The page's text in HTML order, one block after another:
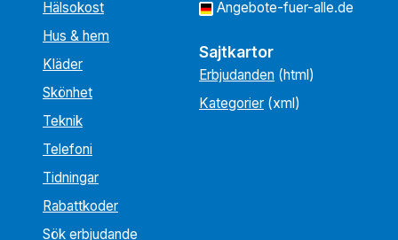
Hälsokost
Hus & hem
Kläder
Skönhet
Teknik
Telefoni
Tidningar
Rabattkoder
Sök erbjudande
Angebote-fuer-alle.de
Sajtkartor
Erbjudanden (html)
Kategorier (xml)